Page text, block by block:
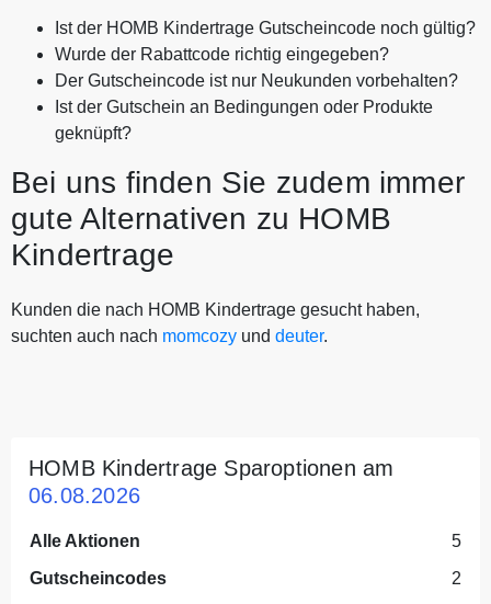
Ist der HOMB Kindertrage Gutscheincode noch gültig?
Wurde der Rabattcode richtig eingegeben?
Der Gutscheincode ist nur Neukunden vorbehalten?
Ist der Gutschein an Bedingungen oder Produkte
geknüpft?
Bei uns finden Sie zudem immer
gute Alternativen zu HOMB
Kindertrage
Kunden die nach HOMB Kindertrage gesucht haben,
suchten auch nach momcozy und deuter.
HOMB Kindertrage Sparoptionen am
06.08.2026
Alle Aktionen
5
Gutscheincodes
2